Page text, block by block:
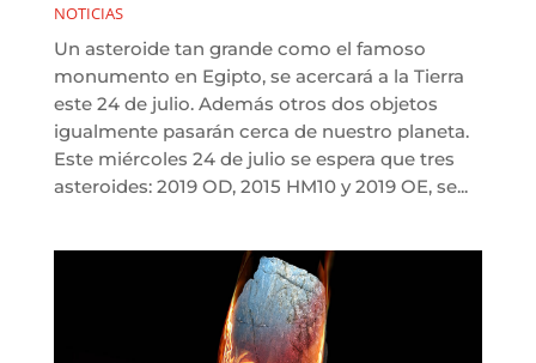
NOTICIAS
Un asteroide tan grande como el famoso
monumento en Egipto, se acercará a la Tierra
este 24 de julio. Además otros dos objetos
igualmente pasarán cerca de nuestro planeta.
Este miércoles 24 de julio se espera que tres
asteroides: 2019 OD, 2015 HM10 y 2019 OE, se...